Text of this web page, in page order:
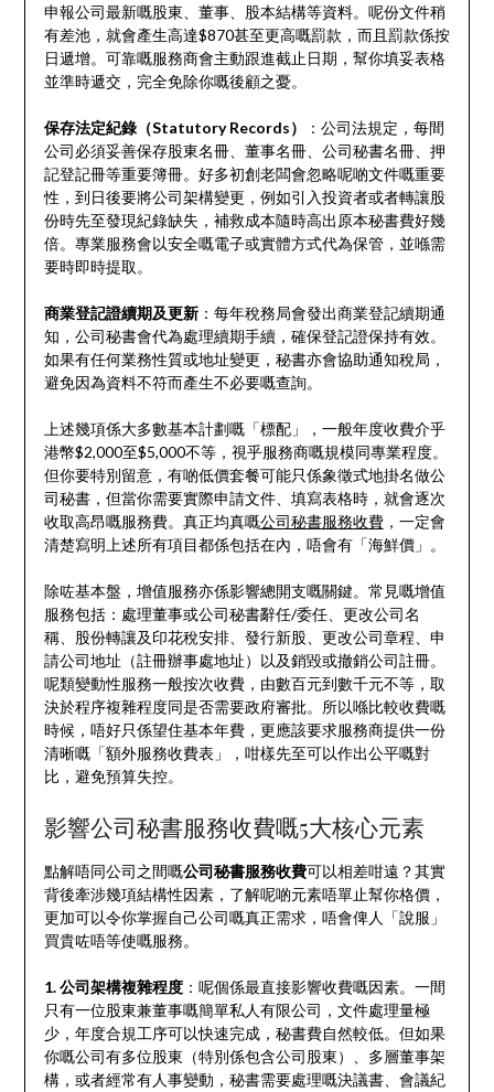
申報公司最新嘅股東、董事、股本結構等資料。呢份文件稍
有差池，就會產生高達$870甚至更高嘅罰款，而且罰款係按
日遞增。可靠嘅服務商會主動跟進截止日期，幫你填妥表格
並準時遞交，完全免除你嘅後顧之憂。
保存法定紀錄（Statutory Records）
：公司法規定，每間
公司必須妥善保存股東名冊、董事名冊、公司秘書名冊、押
記登記冊等重要簿冊。好多初創老闆會忽略呢啲文件嘅重要
性，到日後要將公司架構變更，例如引入投資者或者轉讓股
份時先至發現紀錄缺失，補救成本隨時高出原本秘書費好幾
倍。專業服務會以安全嘅電子或實體方式代為保管，並喺需
要時即時提取。
商業登記證續期及更新：每年稅務局會發出商業登記續期通
知，公司秘書會代為處理續期手續，確保登記證保持有效。
如果有任何業務性質或地址變更，秘書亦會協助通知稅局，
避免因為資料不符而產生不必要嘅查詢。
上述幾項係大多數基本計劃嘅「標配」，一般年度收費介乎
港幣$2,000至$5,000不等，視乎服務商嘅規模同專業程度。
但你要特別留意，有啲低價套餐可能只係象徵式地掛名做公
司秘書，但當你需要實際申請文件、填寫表格時，就會逐次
收取高昂嘅服務費。真正均真嘅公司秘書服務收費，一定會
清楚寫明上述所有項目都係包括在內，唔會有「海鮮價」。
除咗基本盤，增值服務亦係影響總開支嘅關鍵。常見嘅增值
服務包括：處理董事或公司秘書辭任/委任、更改公司名
稱、股份轉讓及印花稅安排、發行新股、更改公司章程、申
請公司地址（註冊辦事處地址）以及銷毀或撤銷公司註冊。
呢類變動性服務一般按次收費，由數百元到數千元不等，取
決於程序複雜程度同是否需要政府審批。所以喺比較收費嘅
時候，唔好只係望住基本年費，更應該要求服務商提供一份
清晰嘅「額外服務收費表」，咁樣先至可以作出公平嘅對
比，避免預算失控。
影響公司秘書服務收費嘅5大核心元素
點解唔同公司之間嘅公司秘書服務收費可以相差咁遠？其實
背後牽涉幾項結構性因素，了解呢啲元素唔單止幫你格價，
更加可以令你掌握自己公司嘅真正需求，唔會俾人「說服」
買貴咗唔等使嘅服務。
1. 公司架構複雜程度：呢個係最直接影響收費嘅因素。一間
只有一位股東兼董事嘅簡單私人有限公司，文件處理量極
少，年度合規工序可以快速完成，秘書費自然較低。但如果
你嘅公司有多位股東（特別係包含公司股東）、多層董事架
構，或者經常有人事變動，秘書需要處理嘅決議書、會議紀